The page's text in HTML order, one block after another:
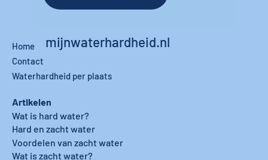
mijnwaterhardheid.nl
Home
Contact
Waterhardheid per plaats
Artikelen
Wat is hard water?
Hard en zacht water
Wat is zacht water?
Voordelen van zacht water